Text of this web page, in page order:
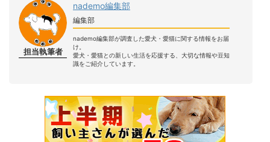
担当執筆者
nademo編集部
編集部
nademo編集部が調査した愛犬・愛猫に関する情報をお届
け。
愛犬・愛猫との新しい生活を応援する、大切な情報や豆知
識をご紹介しています。